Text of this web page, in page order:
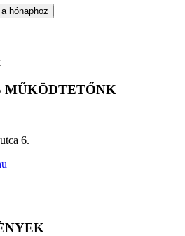
hónaphoz
MŰKÖDTETŐNK
6.